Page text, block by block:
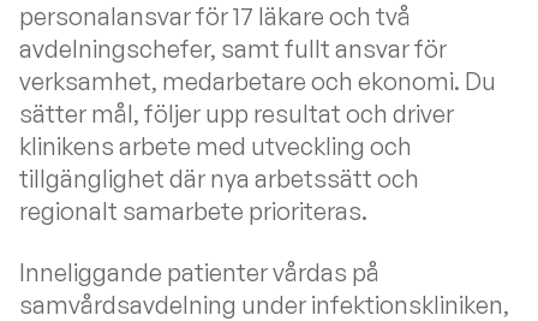
personalansvar för 17 läkare och två
avdelningschefer, samt fullt ansvar för
verksamhet, medarbetare och ekonomi. Du
sätter mål, följer upp resultat och driver
klinikens arbete med utveckling och
tillgänglighet där nya arbetssätt och
regionalt samarbete prioriteras.
Inneliggande patienter vårdas på
samvårdsavdelning under infektionskliniken,